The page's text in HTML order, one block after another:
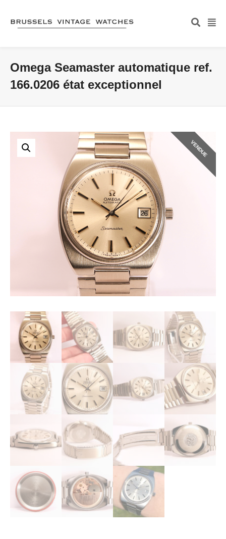
Omega Seamaster automatique ref.
166.0206 état exceptionnel
VENDUE